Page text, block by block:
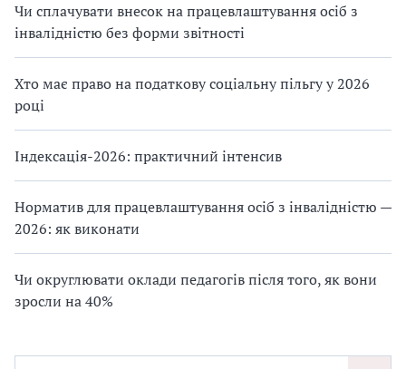
Чи сплачувати внесок на працевлаштування осіб з
інвалідністю без форми звітності
Хто має право на податкову соціальну пільгу у 2026
році
Індексація-2026: практичний інтенсив
Норматив для працевлаштування осіб з інвалідністю —
2026: як виконати
Чи округлювати оклади педагогів після того, як вони
зросли на 40%